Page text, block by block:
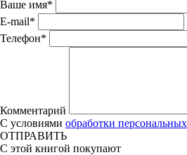
Ваше имя*
E-mail*
Телефон*
Комментарий
С условиями обработки
ОТПРАВИТЬ
С этой книгой покупают